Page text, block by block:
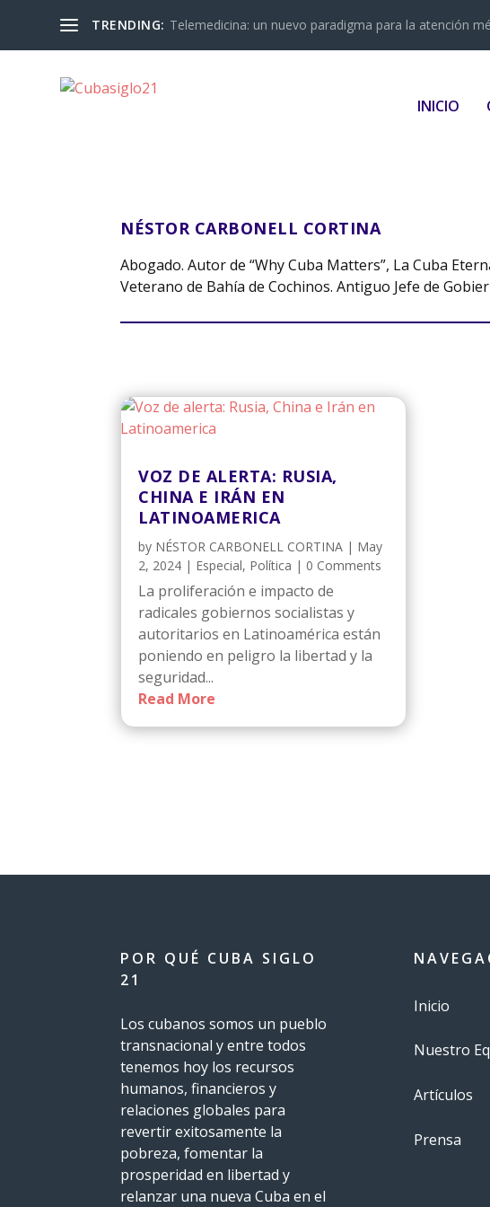
TRENDING: Telemedicina: un nuevo paradigma para la atención
INICIO
NÉSTOR CARBONELL CORTINA
Abogado. Autor de “Why Cuba Matters”, La Cuba
Veterano de Bahía de Cochinos. Antiguo Jefe de
VOZ DE ALERTA: RUSIA,
CHINA E IRÁN EN
LATINOAMERICA
by NÉSTOR CARBONELL CORTINA | May
2, 2024 | Especial, Política | 0 Comments
La proliferación e impacto de
radicales gobiernos socialistas y
autoritarios en Latinoamérica están
poniendo en peligro la libertad y la
seguridad...
Read More
POR QUÉ CUBA SIGLO
21
Los cubanos somos un pueblo
transnacional y entre todos
tenemos hoy los recursos
humanos, financieros y
relaciones globales para
revertir exitosamente la
pobreza, fomentar la
prosperidad en libertad y
relanzar una nueva Cuba en el
Inicio
Nuestro
Artículos
Prensa